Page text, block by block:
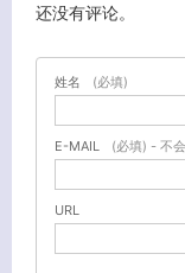
还没有评论。
姓名 (必填)
E-MAIL (必填) - 不
URL